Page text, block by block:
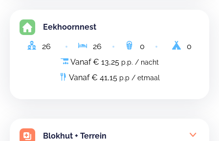
Eekhoornnest
26 26 0
0
Vanaf € 13,25 p.p. / nacht
Vanaf € 41,15 p.p / etmaal
Blokhut + Terrein